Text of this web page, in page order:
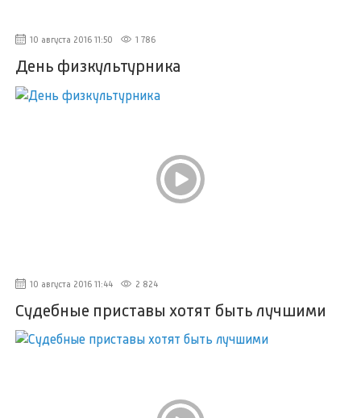
10 августа 2016 11:50 1 786
День физкультурника
10 августа 2016 11:44 2 824
Судебные приставы хотят быть лучшими